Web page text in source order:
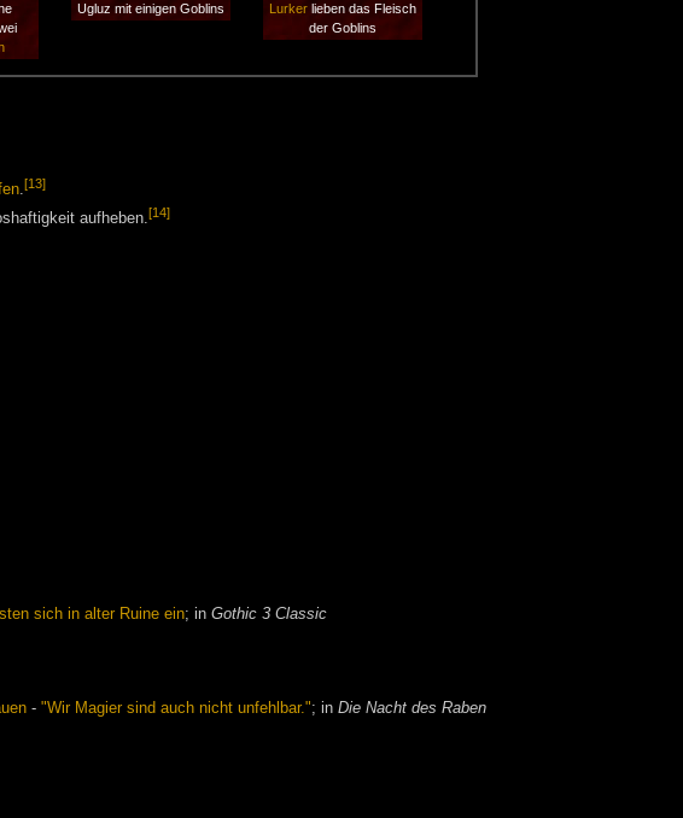
Ugluz mit einigen Goblins Lurker lieben das Fleisch
der Goblins
.[13]
aufheben.[14]
sich in alter Ruine ein; inGothic 3 Classic
-"Wir Magier sind auch nicht unfehlbar."; inDie Nacht des Raben